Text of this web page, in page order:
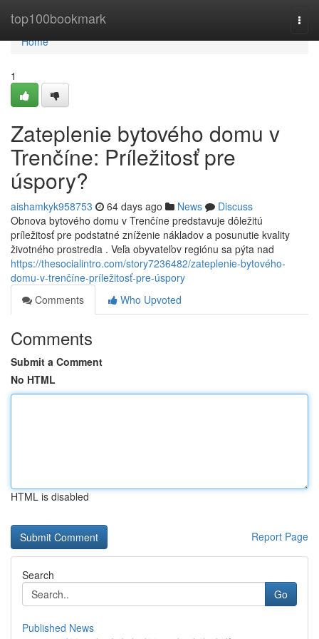
top100bookmark
Home
Home
1
Zateplenie bytového domu v
Trenčíne: Príležitosť pre
úspory?
aishamkyk958753 64 days ago News
Discuss
Obnova bytového domu v Trenčíne predstavuje dôležitú
príležitosť pre podstatné zníženie nákladov a posunutie kvality
životného prostredia . Veľa obyvateľov regiónu sa pýta nad
https://thesocialintro.com/story7236482/zateplenie-bytového-
domu-v-trenčíne-príležitosť-pre-úspory
Comments
Who Upvoted
Comments
Submit a Comment
No HTML
HTML is disabled
Report Page
Search
Go
Published News